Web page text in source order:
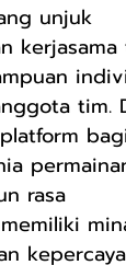
unjuk
kerjasama
tim.
rasa